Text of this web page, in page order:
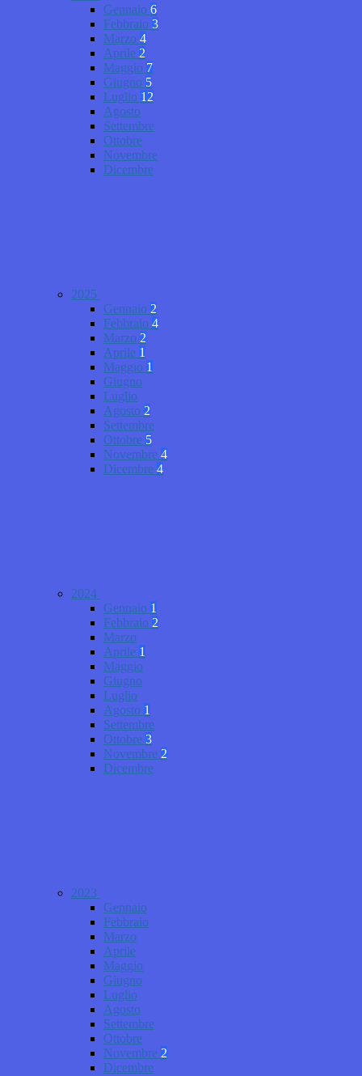
Gennaio 6
Febbraio 3
Marzo 4
Aprile 2
Maggio 7
Giugno 5
Luglio 12
Agosto
Settembre
Ottobre
Novembre
Dicembre
2025
Gennaio 2
Febbraio 4
Marzo 2
Aprile 1
Maggio 1
Giugno
Luglio
Agosto 2
Settembre
Ottobre 5
Novembre 4
Dicembre 4
2024
Gennaio 1
Febbraio 2
Marzo
Aprile 1
Maggio
Giugno
Luglio
Agosto 1
Settembre
Ottobre 3
Novembre 2
Dicembre
2023
Gennaio
Febbraio
Marzo
Aprile
Maggio
Giugno
Luglio
Agosto
Settembre
Ottobre
Novembre 2
Dicembre